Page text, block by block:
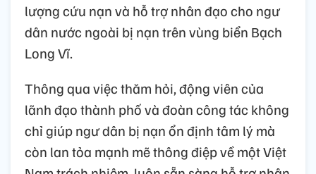
lượng cứu nạn và hỗ trợ nhân đạo cho ngư
dân nước ngoài bị nạn trên vùng biển Bạch
Long Vĩ.
Thông qua việc thăm hỏi, động viên của
lãnh đạo thành phố và đoàn công tác không
chỉ giúp ngư dân bị nạn ổn định tâm lý mà
còn lan tỏa mạnh mẽ thông điệp về một Việt